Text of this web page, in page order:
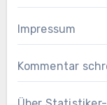
Impressum
Kommentar